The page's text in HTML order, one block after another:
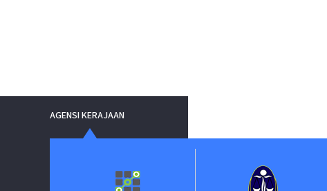
AGENSI KERAJAAN